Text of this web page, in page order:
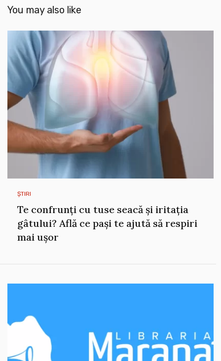
You may also like
ȘTIRI
Te confrunți cu tuse seacă și iritația
gâtului? Află ce pași te ajută să respiri
mai ușor